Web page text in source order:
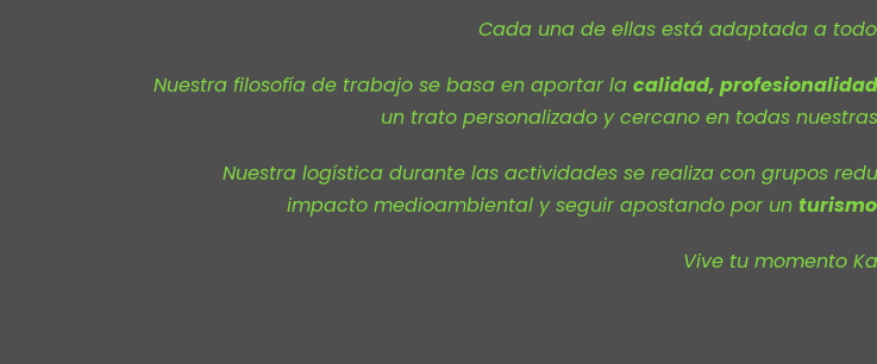
Cada una de ellas está adaptada a
Nuestra filosofía de trabajo se basa en aportar la calidad,
un trato personalizado y cercano en todas
Nuestra logística durante las actividades se realiza con grupos
impacto medioambiental y seguir apostando por un
Vive tu momento